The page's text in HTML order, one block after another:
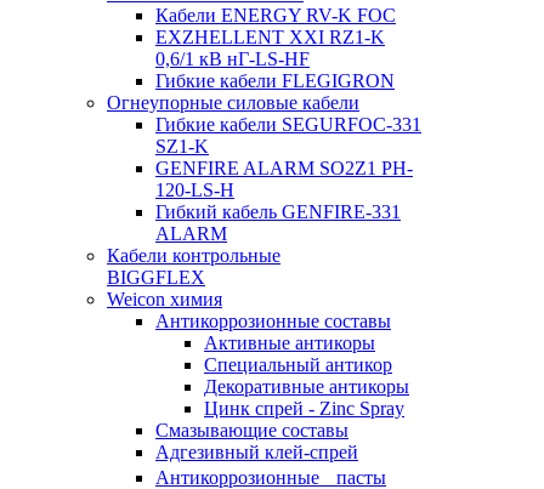
Кабели ENERGY RV-K FOC
EXZHELLENT XXI RZ1-K
0,6/1 кВ нГ-LS-HF
Гибкие кабели FLEGIGRON
Огнеупорные силовые кабели
Гибкие кабели SEGURFOC-331
SZ1-K
GENFIRE ALARM SO2Z1 PH-
120-LS-H
Гибкий кабель GENFIRE-331
ALARM
Кабели контрольные
BIGGFLEX
Weicon химия
Антикоррозионные составы
Активные антикоры
Специальный антикор
Декоративные антикоры
Цинк спрей - Zinc Spray
Смазывающие составы
Адгезивный клей-спрей
Антикоррозионные пасты